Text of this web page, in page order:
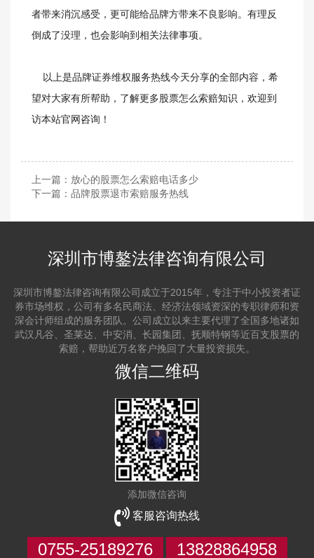
者带来消沉感受，更可能给品牌方带来不良影响。有理反
倒成了没理，也会影响到相关法律事项。
以上是品牌证券维权服务热线今天分享的全部内容，希
望对大家有所帮助，了解更多股票怎么索赔知识，欢迎到
访本站官网咨询！
上一篇： 放心的股票怎么索赔电话多少
下一篇： 品牌股票退市索赔服务热线
深圳市博鏊法律咨询有限公司
深圳市博鏊法律咨询有限公司成立于2015年，专注于中小投资者证
券市场维权，公司有多名民商法、经济法领域资深的专职律师和资
深会计师组成的服务团队。公司成立以来主要代理了全国多地诸如
武汉凡谷、圣莱达、中安消、长园集团、抚顺特钢等近百支股票的
索赔，帮助近万名客户挽回了大量投资损失。
微信二维码
添加微信咨询
客服咨询热线
0755-25189276 13828864958